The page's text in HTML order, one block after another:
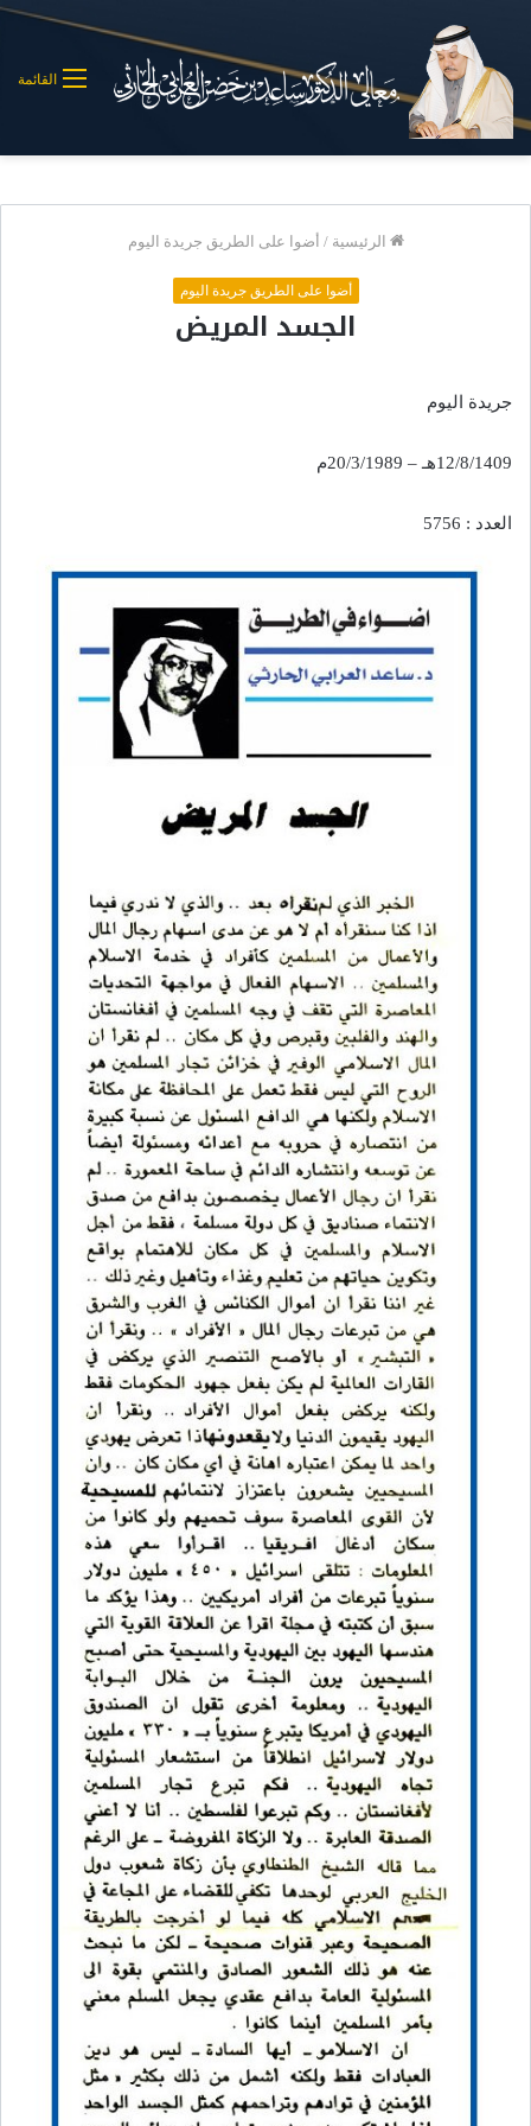
القائمة
الرئيسية / أضوا على الطريق جريدة اليوم
أضوا على الطريق جريدة اليوم
الجسد المريض
جريدة اليوم
12/8/1409هـ – 20/3/1989م
العدد : 5756